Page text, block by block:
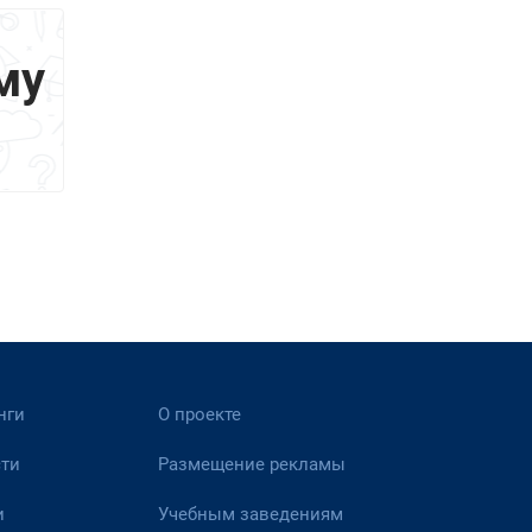
О проекте
Размещение рекламы
Учебным заведениям